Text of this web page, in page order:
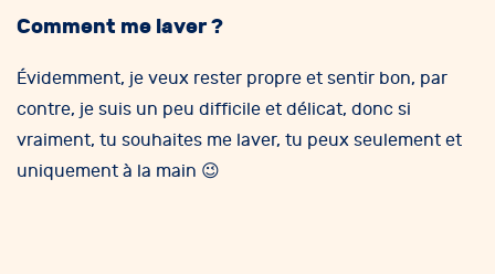
Comment me laver ?
Évidemment, je veux rester propre et sentir bon, par
contre, je suis un peu difficile et délicat, donc si
vraiment, tu souhaites me laver, tu peux seulement et
uniquement à la main 😉